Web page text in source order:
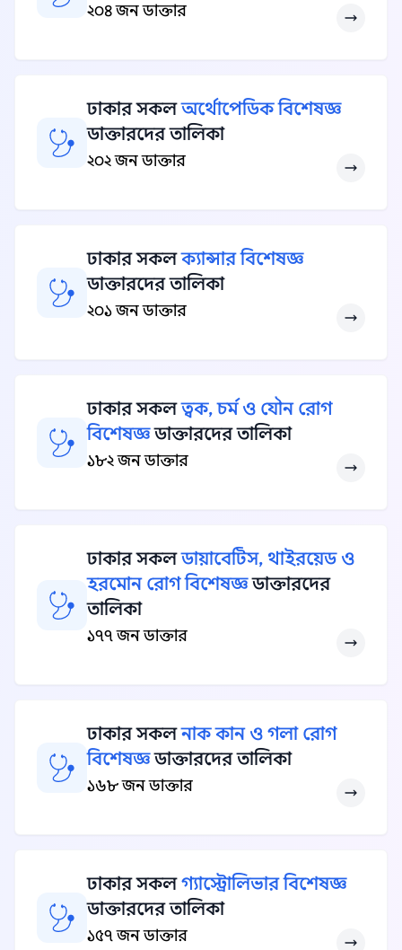
২০৪ জন ডাক্তার
ঢাকার সকলঅর্থোপেডিক বিশেষজ্ঞ
ডাক্তারদের তালিকা
২০২ জন ডাক্তার
ঢাকার সকলক্যান্সার বিশেষজ্ঞ
ডাক্তারদের তালিকা
২০১ জন ডাক্তার
ঢাকার সকলত্বক, চর্ম ও যৌন রোগ
বিশেষজ্ঞডাক্তারদের তালিকা
১৮২ জন ডাক্তার
ঢাকার সকলডায়াবেটিস, থাইরয়েড ও
হরমোন রোগ বিশেষজ্ঞডাক্তারদের
তালিকা
১৭৭ জন ডাক্তার
ঢাকার সকলনাক কান ও গলা রোগ
বিশেষজ্ঞডাক্তারদের তালিকা
১৬৮ জন ডাক্তার
ঢাকার সকলগ্যাস্ট্রোলিভার বিশেষজ্ঞ
ডাক্তারদের তালিকা
১৫৭ জন ডাক্তার